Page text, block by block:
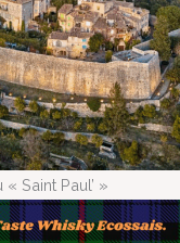
Saint Paul’ »